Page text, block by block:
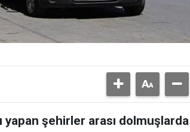
yapan şehirler arası dolmuşlarda